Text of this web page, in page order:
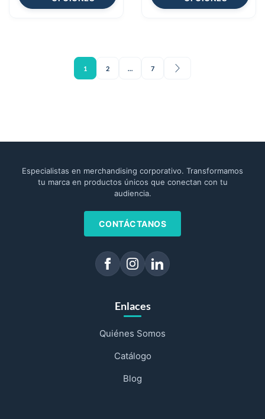
1 2 7
Especialistas en merchandising corporativo. Transformamos
tu marca en productos únicos que conectan con tu
audiencia.
CONTÁCTANOS
Enlaces
Quiénes Somos
Catálogo
Blog